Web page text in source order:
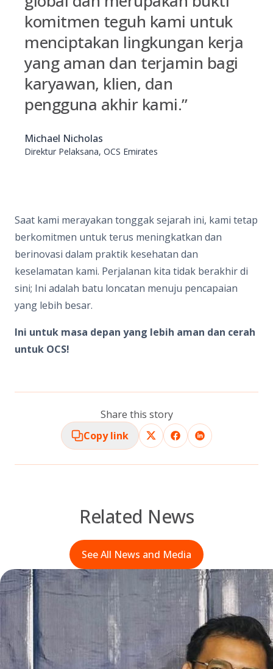
komitmen teguh kami untuk
menciptakan lingkungan kerja
yang aman dan terjamin bagi
karyawan, klien, dan
pengguna akhir kami.”
Michael Nicholas
Direktur Pelaksana, OCS Emirates
Saat kami merayakan tonggak sejarah ini, kami tetap
berkomitmen untuk terus meningkatkan dan
berinovasi dalam praktik kesehatan dan
keselamatan kami. Perjalanan kita tidak berakhir di
sini; Ini adalah batu loncatan menuju pencapaian
yang lebih besar.
Ini untuk masa depan yang lebih aman dan cerah
untuk OCS!
Share this story
Copy link
Related News
See All News and Media